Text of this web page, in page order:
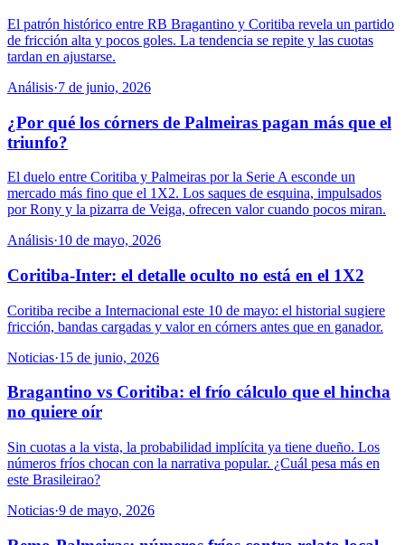
El patrón histórico entre RB Bragantino y Coritiba revela un partido
de fricción alta y pocos goles. La tendencia se repite y las cuotas
tardan en ajustarse.
Análisis·7 de junio, 2026
¿Por qué los córners de Palmeiras pagan más que el
triunfo?
El duelo entre Coritiba y Palmeiras por la Serie A esconde un
mercado más fino que el 1X2. Los saques de esquina, impulsados
por Rony y la pizarra de Veiga, ofrecen valor cuando pocos miran.
Análisis·10 de mayo, 2026
Coritiba-Inter: el detalle oculto no está en el 1X2
Coritiba recibe a Internacional este 10 de mayo: el historial sugiere
fricción, bandas cargadas y valor en córners antes que en ganador.
Noticias·15 de junio, 2026
Bragantino vs Coritiba: el frío cálculo que el hincha
no quiere oír
Sin cuotas a la vista, la probabilidad implícita ya tiene dueño. Los
números fríos chocan con la narrativa popular. ¿Cuál pesa más en
este Brasileirao?
Noticias·9 de mayo, 2026